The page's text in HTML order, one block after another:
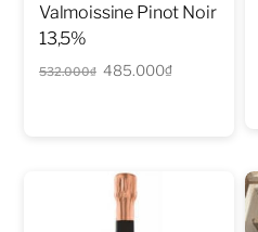
Valmoissine Pinot Noir
13,5%
532.000₫ Giá
485.000₫Giá